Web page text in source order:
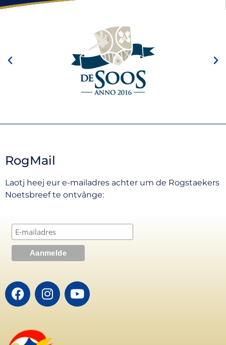
RogMail
Laotj heej eur e-mailadres achter um de Rogstaekers
Noetsbreef te ontvânge: